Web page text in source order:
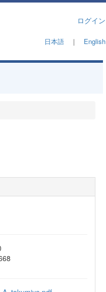
ログイン
日本語｜ English